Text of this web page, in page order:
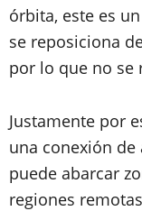
órbita, este es
se reposiciona
por lo que no se
Justamente por
una conexión
puede abarcar
regiones